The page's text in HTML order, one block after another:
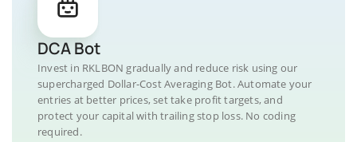
DCA Bot
Invest in RKLBON gradually and reduce risk using our
supercharged Dollar-Cost Averaging Bot. Automate your
entries at better prices, set take profit targets, and
protect your capital with trailing stop loss. No coding
required.